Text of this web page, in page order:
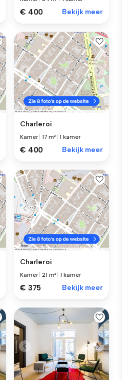
€ 400 Bekijk meer
Charleroi
Kamer |17 m² |1 kamer
€ 400 Bekijk meer
Charleroi
Kamer |21 m² |1 kamer
€ 375 Bekijk meer